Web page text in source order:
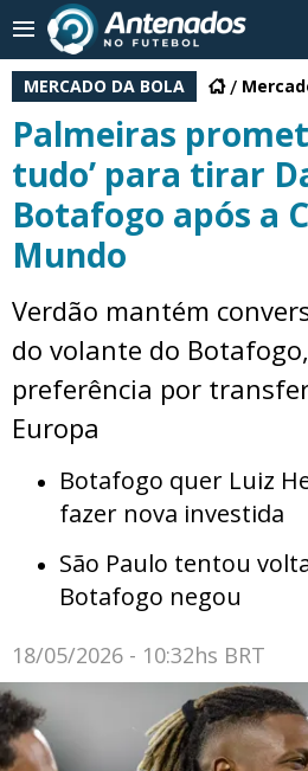
MERCADO DA BOLA
Palmeiras
tudo’ para tirar
Botafogo após a
Mundo
Verdão mantém
do volante do
preferência por
Europa
Botafogo quer Luiz
fazer nova investida
São Paulo tentou
Botafogo negou
18/05/2026 - 10:32hs BRT